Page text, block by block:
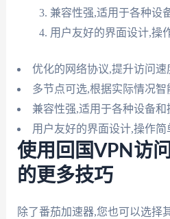
兼容性强,适用于各种设
用户友好的界面设计,操
优化的网络协议,提升访问速
多节点可选,根据实际情况智
兼容性强,适用于各种设备和
用户友好的界面设计,操作简
使用回国VPN访
的更多技巧
除了番茄加速器,您也可以选择